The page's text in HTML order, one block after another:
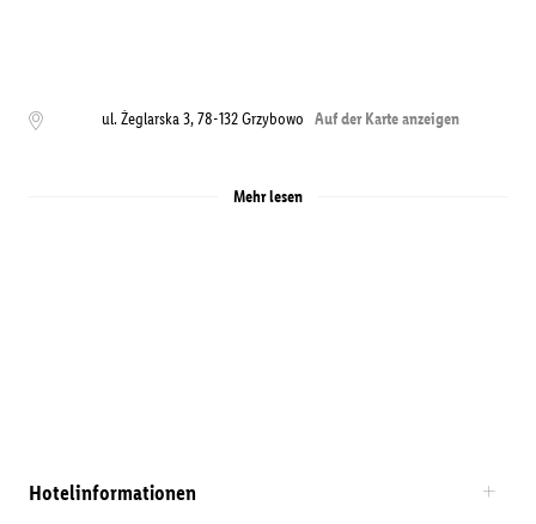
ul. Żeglarska 3,78-132Grzybowo Auf der Karte anzeigen
Mehr lesen
Hotelinformationen